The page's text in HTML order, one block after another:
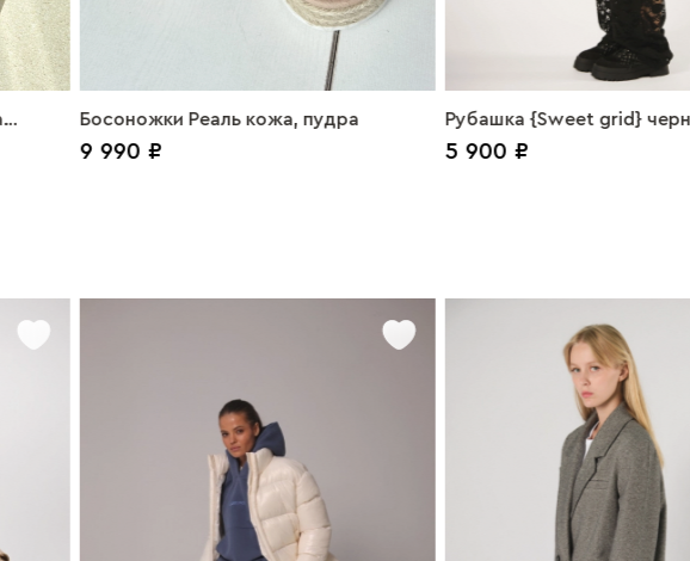
Босоножки Реаль кожа, пудра
9 990 ₽
Рубашка {Sweet grid}
5 900 ₽